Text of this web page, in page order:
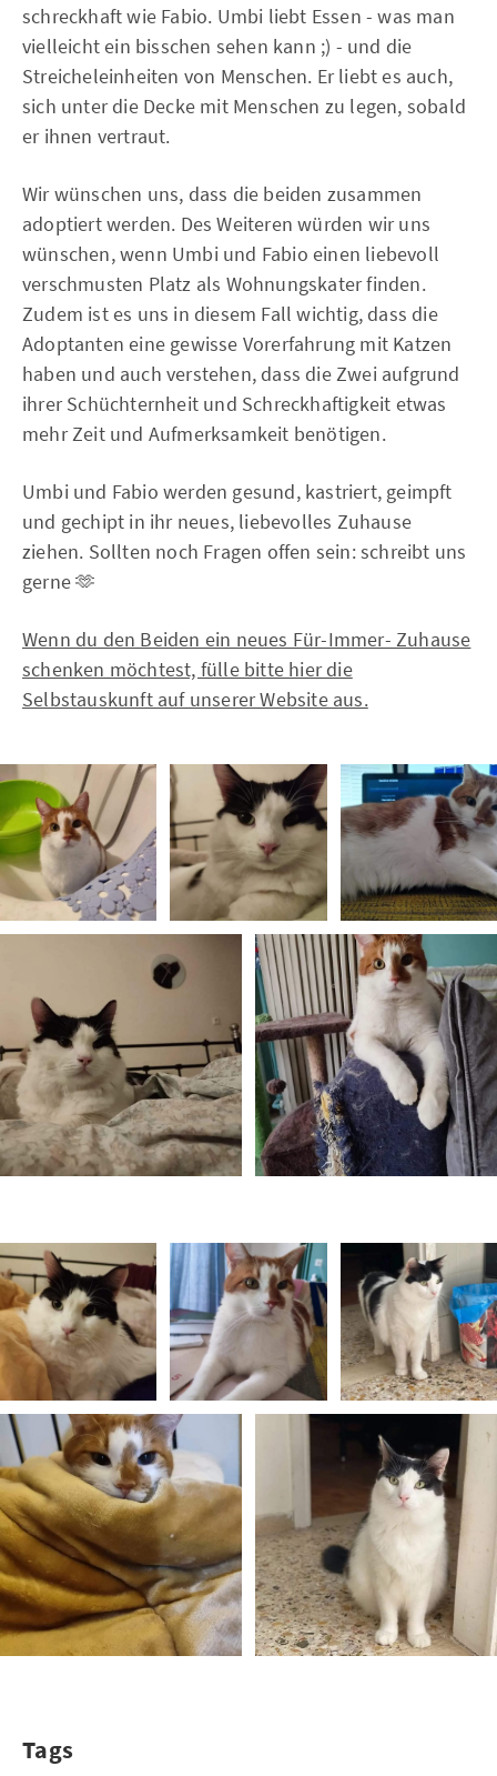
schreckhaft wie Fabio. Umbi liebt Essen - was man
vielleicht ein bisschen sehen kann ;) - und die
Streicheleinheiten von Menschen. Er liebt es auch,
sich unter die Decke mit Menschen zu legen, sobald
er ihnen vertraut.
Wir wünschen uns, dass die beiden zusammen
adoptiert werden. Des Weiteren würden wir uns
wünschen, wenn Umbi und Fabio einen liebevoll
verschmusten Platz als Wohnungskater finden.
Zudem ist es uns in diesem Fall wichtig, dass die
Adoptanten eine gewisse Vorerfahrung mit Katzen
haben und auch verstehen, dass die Zwei aufgrund
ihrer Schüchternheit und Schreckhaftigkeit etwas
mehr Zeit und Aufmerksamkeit benötigen.
Umbi und Fabio werden gesund, kastriert, geimpft
und gechipt in ihr neues, liebevolles Zuhause
ziehen. Sollten noch Fragen offen sein: schreibt uns
gerne 🫶
Wenn du den Beiden ein neues Für-Immer- Zuhause
schenken möchtest, fülle bitte hier die
Selbstauskunft auf unserer Website aus.
Tags